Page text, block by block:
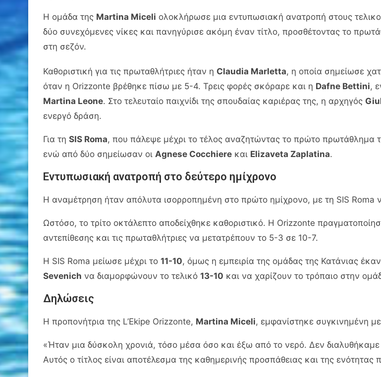
Η ομάδα της Martina Miceli ολοκλήρωσε μια εντυπωσιακή ανατροπή στους
δύο συνεχόμενες νίκες και πανηγύρισε ακόμη έναν τίτλο, προσθέτοντας το
στη σεζόν.
Καθοριστική για τις πρωταθλήτριες ήταν η Claudia Marletta, η οποία σημείωσε
όταν η Orizzonte βρέθηκε πίσω με 5-4. Τρεις φορές σκόραρε και η Dafne Bettini,
Martina Leone. Στο τελευταίο παιχνίδι της σπουδαίας καριέρας της, η αρχηγός
ενεργό δράση.
Για τη SIS Roma, που πάλεψε μέχρι το τέλος αναζητώντας το πρώτο πρωτάθλημα
ενώ από δύο σημείωσαν οι Agnese Cocchiere και Elizaveta Zaplatina.
Εντυπωσιακή ανατροπή στο δεύτερο ημίχρονο
Η αναμέτρηση ήταν απόλυτα ισορροπημένη στο πρώτο ημίχρονο, με τη SIS Roma
Ωστόσο, το τρίτο οκτάλεπτο αποδείχθηκε καθοριστικό. Η Orizzonte
αντεπίθεσης και τις πρωταθλήτριες να μετατρέπουν το 5-3 σε 10-7.
Η SIS Roma μείωσε μέχρι το 11-10, όμως η εμπειρία της ομάδας της Κατάνιας
Sevenich να διαμορφώνουν το τελικό 13-10 και να χαρίζουν το τρόπαιο στην
Δηλώσεις
Η προπονήτρια της L’Ekipe Orizzonte, Martina Miceli, εμφανίστηκε συγκινημένη
«Ήταν μια δύσκολη χρονιά, τόσο μέσα όσο και έξω από το νερό. Δεν
Αυτός ο τίτλος είναι αποτέλεσμα της καθημερινής προσπάθειας και της ενότητας